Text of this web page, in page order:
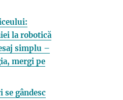
la robotică
simplu –
mergi pe
gândesc